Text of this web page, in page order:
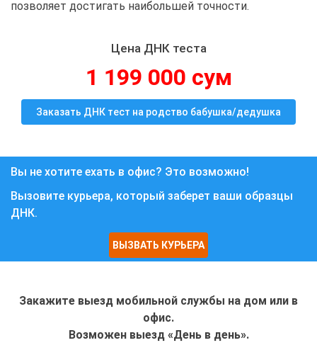
позволяет достигать наибольшей точности.
Цена ДНК теста
1 199 000 сум
Заказать ДНК тест на родство бабушка/дедушка
Вы не хотите ехать в офис? Это возможно!
Вызовите курьера, который заберет ваши образцы
ДНК.
ВЫЗВАТЬ КУРЬЕРА
Закажите выезд мобильной службы на дом или в
офис.
Возможен выезд «День в день».